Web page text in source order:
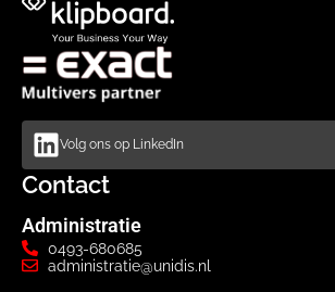
Volg ons op LinkedIn
Contact
Administratie
0493-680685
administratie@unidis.nl